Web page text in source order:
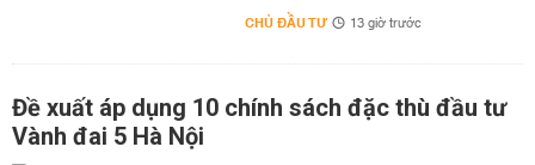
CHỦ ĐẦU TƯ 13 giờ trước
Đề xuất áp dụng 10 chính sách đặc thù đầu tư
Vành đai 5 Hà Nội